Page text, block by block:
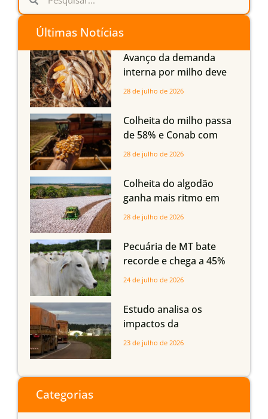
Últimas Notícias
Avanço da demanda
interna por milho deve
compensar aumento da
em Mato Grosso, aponta
Imea
28 de julho de 2026
Colheita do milho passa
de 58% e Conab com
boas produtividades em
quedas em Tocantins,
Maranhão e Piauí
28 de julho de 2026
Colheita do algodão
ganha mais ritmo em
Mato Grosso, Mato
Maranhão
28 de julho de 2026
Pecuária de MT bate
recorde e chega a 45%
dos bovinos abatidos
24 de julho de 2026
Estudo analisa os
impactos da
infraestrutura logística
do Sul
23 de julho de 2026
Categorias